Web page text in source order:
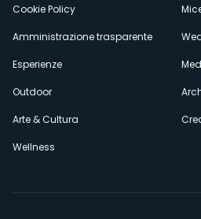
Cookie Policy
Amministrazione trasparente
Esperienze
Outdoor
Arte & Cultura
Wellness